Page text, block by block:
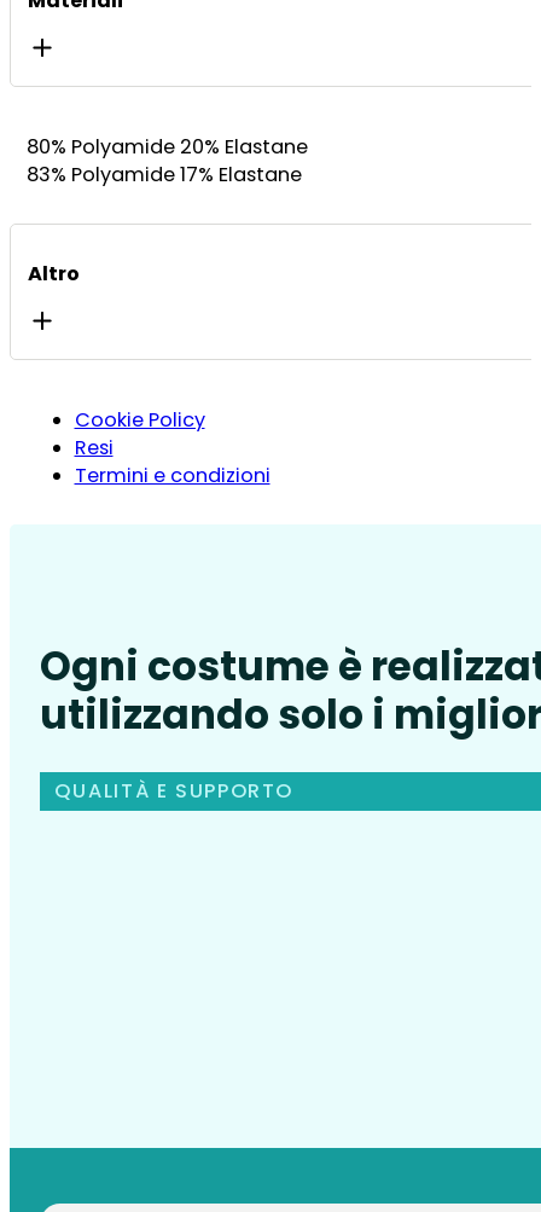
80% Polyamide 20% Elastane
83% Polyamide 17% Elastane
Altro
Cookie Policy
Resi
Termini e condizioni
Ogni costume è
utilizzando solo i
QUALITÀ E SUPPORTO